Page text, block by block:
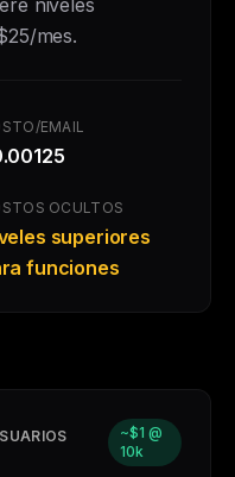
niveles
mes.
EMAIL
OCULTOS
superiores
funciones
~$1 @
10k